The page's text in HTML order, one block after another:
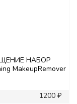
НАБОР
MakeupRemover
1200 ₽